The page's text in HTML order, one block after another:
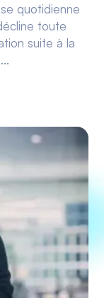
quotidienne
toute
suite à la